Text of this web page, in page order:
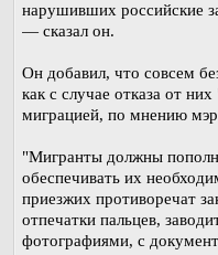
нарушивших российские
— сказал он.
Он добавил, что совсем
как с случае отказа от
миграцией, по мнению
"Мигранты должны
обеспечивать их
приезжих противоречат
отпечатки пальцев,
фотографиями, с